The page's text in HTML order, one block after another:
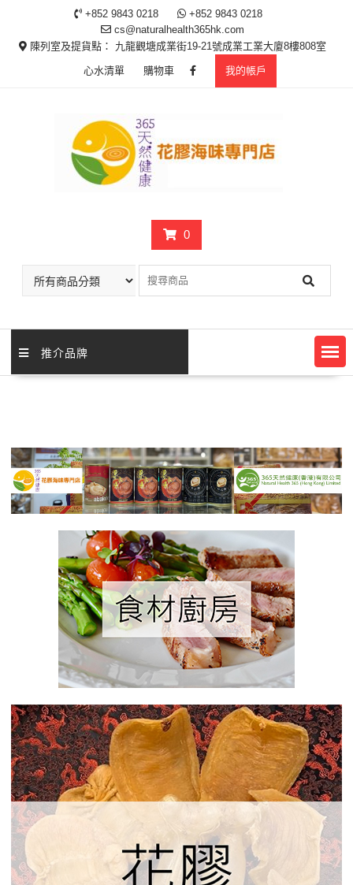
content
+852 9843 0218
+852 9843 0218
cs@naturalhealth365hk.com
陳列室及提貨點： 九龍觀塘成業街19-21號成業工業大廈8樓808室
心水清單 購物車 我的帳戶
0
推介品牌